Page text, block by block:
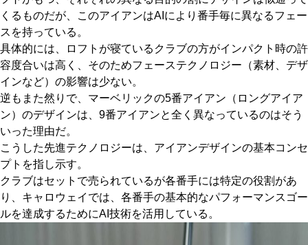
くるものだが、このアイアンはAIにより番手毎に異なるフェー
スを持っている。
具体的には、ロフトが寝ているクラブの方がインパクト時の許
容度合いは高く、そのためフェーステクノロジー（素材、デザ
インなど）の影響は少ない。
逆もまた然りで、マーベリックの5番アイアン（ロングアイア
ン）のデザインは、9番アイアンと全く異なっているのはそう
いった理由だ。
こうした先進テクノロジーは、アイアンデザインの基本コンセ
プトを指し示す。
クラブはセットで売られているが各番手には特定の役割があ
り、キャロウェイでは、各番手の基本的なパフォーマンスゴー
ルを達成するためにAI技術を活用している。